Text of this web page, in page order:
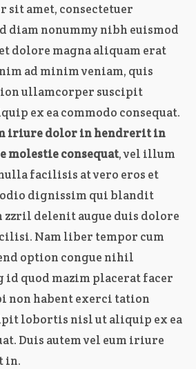
sit amet, consectetuer
diam nonummy nibh euismod
dolore magna aliquam erat
ad minim veniam, quis
ullamcorper suscipit
ex ea commodo consequat.
iriure dolor in hendrerit in
molestie consequat, vel illum
facilisis at vero eros et
odio dignissim qui blandit
zzril delenit augue duis dolore
Nam liber tempor cum
option congue nihil
quod mazim placerat facer
non habent exerci tation
lobortis nisl ut aliquip ex ea
Duis autem vel eum iriure
in.